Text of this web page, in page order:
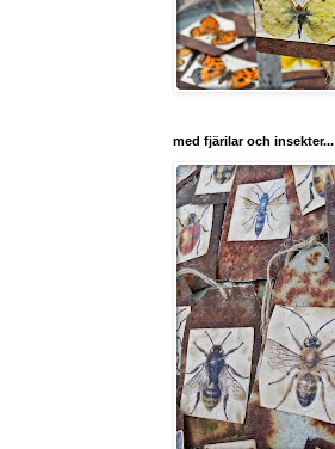
med fjärilar och insekter...